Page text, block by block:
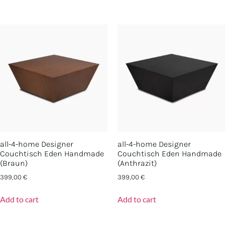
all-4-home Designer
Couchtisch Eden Handmade
(Braun)
399,00€
Add to cart
all-4-home Designer
Couchtisch Eden Handmade
(Anthrazit)
399,00€
Add to cart